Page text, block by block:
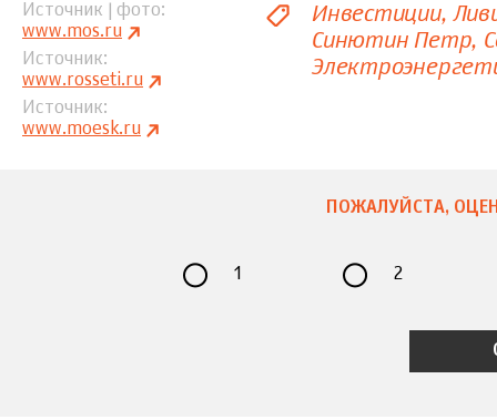
Источник | фото
www.mos.ru
Источник
www.rosseti.ru
Источник
www.moesk.ru
Инвестиции
Синютин Петр
ПОЖАЛУЙСТА,
1 2